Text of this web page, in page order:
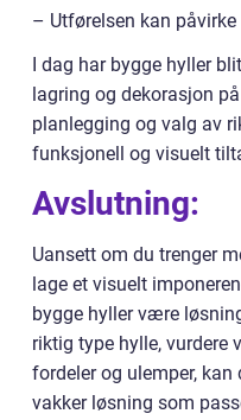
– Utførelsen kan påvirke
I dag har bygge hyller
lagring og dekorasjon
planlegging og valg av
funksjonell og visuelt
Avslutning:
Uansett om du trenger
lage et visuelt
bygge hyller være
riktig type hylle, vurdere
fordeler og ulemper,
vakker løsning som